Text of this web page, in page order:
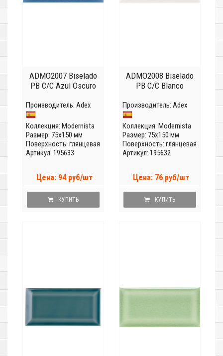
ADMO2007 Biselado
PB C/C Azul Oscuro
Производитель: Adex
Коллекция: Modernista
Размер: 75x150 мм
Поверхность: глянцевая
Артикул: 195633
Цена: 94 руб/шт
КУПИТЬ
ADMO2008 Biselado
PB C/C Blanco
Производитель: Adex
Коллекция: Modernista
Размер: 75x150 мм
Поверхность: глянцевая
Артикул: 195632
Цена: 76 руб/шт
КУПИТЬ